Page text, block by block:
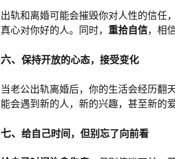
出轨和离婚可能会摧毁你对人性的信任，
真心对你好的人。同时， 重拾自信，相
六、 保持开放的心态，接受变化
当老公出轨离婚后，你的生活会经历翻
能会遇到新的人，新的兴趣，甚至新的
七、 给自己时间，但别忘了向前看